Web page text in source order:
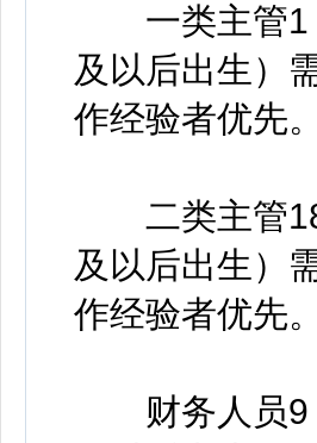
一类主管1
及以后出生）
作经验者优先。
二类主管18
及以后出生）
作经验者优先。
财务人员9